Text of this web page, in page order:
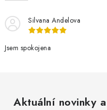
Silvana Andelova
Jsem spokojena
Aktuální novinky